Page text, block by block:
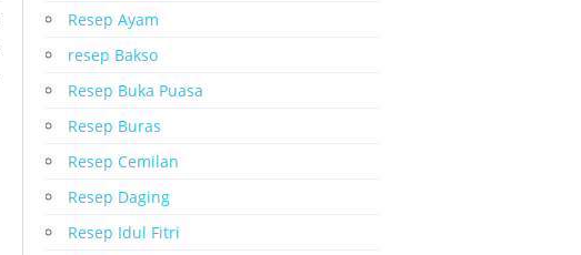
Resep Ayam
resep Bakso
Resep Buka Puasa
Resep Buras
Resep Cemilan
Resep Daging
Resep Idul Fitri